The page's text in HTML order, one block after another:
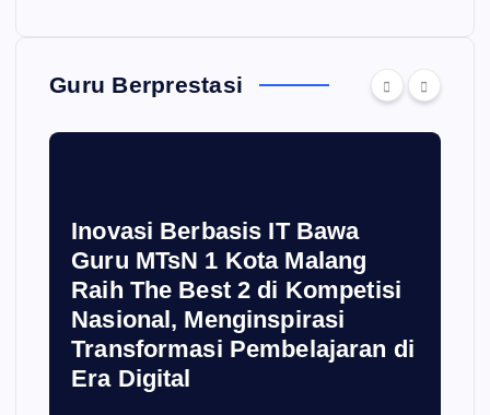
Guru Berprestasi
Inovasi Berbasis IT Bawa
Guru MTsN 1 Kota Malang
Raih The Best 2 di Kompetisi
Nasional, Menginspirasi
Transformasi Pembelajaran di
Era Digital